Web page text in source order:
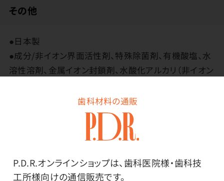
歯科材料の通販
P.D.R.オンラインショップは、歯科医院様・歯科技
工所様向けの通信販売です。
その他
●日本製
●成分/非イオン界面活性剤、特殊除菌剤、有機酸塩、水
溶性溶剤、金属イオン封鎖剤、水酸化アルカリ（非イオン
着してご使用ください。